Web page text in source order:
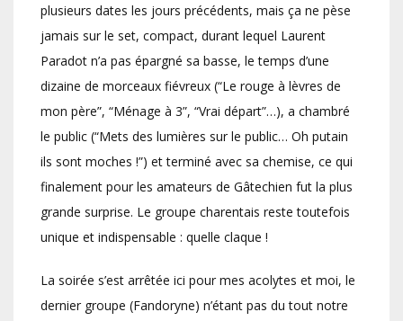
plusieurs dates les jours précédents, mais ça ne pèse
jamais sur le set, compact, durant lequel Laurent
Paradot n’a pas épargné sa basse, le temps d’une
dizaine de morceaux fiévreux (“Le rouge à lèvres de
mon père”, “Ménage à 3”, “Vrai départ”…), a chambré
le public (“Mets des lumières sur le public… Oh putain
ils sont moches !”) et terminé avec sa chemise, ce qui
finalement pour les amateurs de Gâtechien fut la plus
grande surprise. Le groupe charentais reste toutefois
unique et indispensable : quelle claque !
La soirée s’est arrêtée ici pour mes acolytes et moi, le
dernier groupe (Fandoryne) n’étant pas du tout notre